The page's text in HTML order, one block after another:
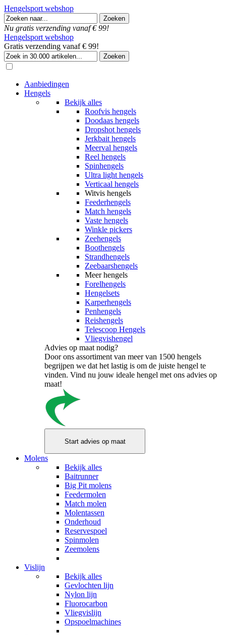
Hengelsport webshop
Nu gratis verzending vanaf € 99!
Hengelsport webshop
Gratis verzending vanaf € 99!
Aanbiedingen
Hengels
Bekijk alles
Roofvis hengels
Doodaas hengels
Dropshot hengels
Jerkbait hengels
Meerval hengels
Reel hengels
Spinhengels
Ultra light hengels
Verticaal hengels
Witvis hengels
Feederhengels
Match hengels
Vaste hengels
Winkle pickers
Zeehengels
Boothengels
Strandhengels
Zeebaarshengels
Meer hengels
Forelhengels
Hengelsets
Karperhengels
Penhengels
Reishengels
Telescoop Hengels
Vliegvishengel
Advies op maat nodig?
Door ons assortiment van meer van 1500 hengels
begrijpen we dat het lastig is om de juiste hengel te
vinden. Vind nu jouw ideale hengel met ons advies op
maat!
Molens
Bekijk alles
Baitrunner
Big Pit molens
Feedermolen
Match molen
Molentassen
Onderhoud
Reservespoel
Spinmolen
Zeemolens
Vislijn
Bekijk alles
Gevlochten lijn
Nylon lijn
Fluorocarbon
Vliegvislijn
Opspoelmachines